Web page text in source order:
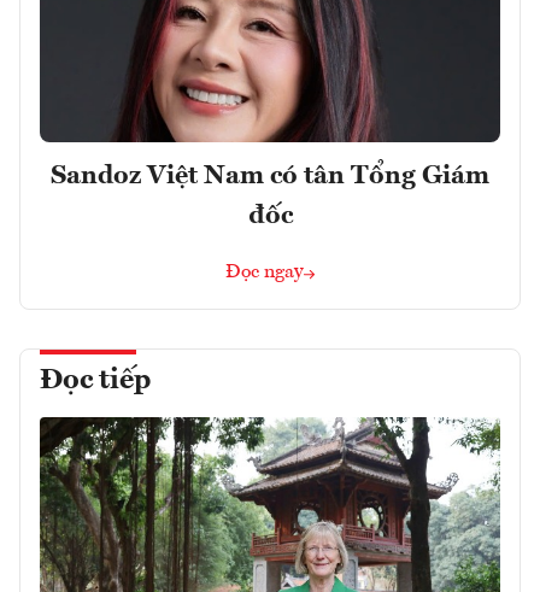
Sandoz Việt Nam có tân Tổng Giám
đốc
Đọc ngay
Đọc tiếp